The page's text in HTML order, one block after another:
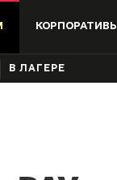
КОРПОРАТИВЫ
В ЛАГЕРЕ